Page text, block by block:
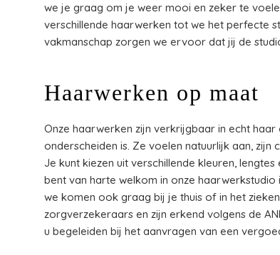
we je graag om je weer mooi en zeker te
verschillende haarwerken tot we het perfecte
vakmanschap zorgen we ervoor dat jij de
Haarwerken op maat
Onze haarwerken zijn verkrijgbaar in echt
onderscheiden is. Ze voelen natuurlijk aan,
Je kunt kiezen uit verschillende kleuren,
bent van harte welkom in onze
we komen ook graag bij je thuis of in het
zorgverzekeraars en zijn erkend volgens de
u begeleiden bij het aanvragen van een